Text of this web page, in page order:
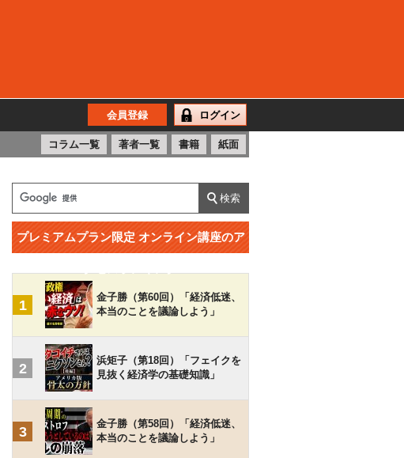
会員登録 ログイン
コラム一覧 著者一覧 書籍 紙面
プレミアムプラン限定 オンライン講座のア
1
金子勝（第60回）「経済低迷、
本当のことを議論しよう」
2
浜矩子（第18回）「フェイクを
見抜く経済学の基礎知識」
3
金子勝（第58回）「経済低迷、
本当のことを議論しよう」